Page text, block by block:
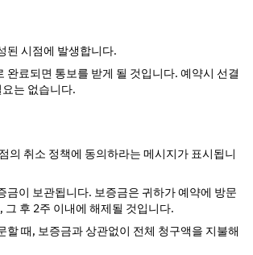
된 시점에 발생합니다.
완료되면 통보를 받게 될 것입니다. 예약시 선결
는 없습니다.
의 취소 정책에 동의하라는 메시지가 표시됩니
금이 보관됩니다. 보증금은 귀하가 예약에 방문
그 후 2주 이내에 해제될 것입니다.
할 때, 보증금과 상관없이 전체 청구액을 지불해